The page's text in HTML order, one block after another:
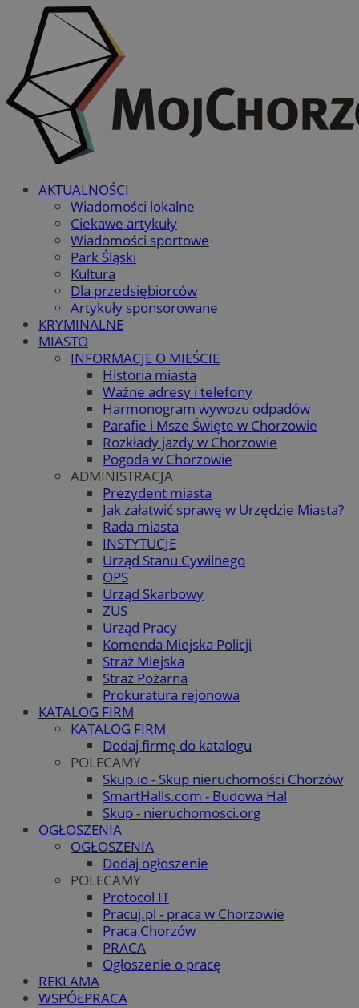
AKTUALNOŚCI
Wiadomości lokalne
Ciekawe artykuły
Wiadomości sportowe
Park Śląski
Kultura
Dla przedsiębiorców
Artykuły sponsorowane
KRYMINALNE
MIASTO
INFORMACJE O MIEŚCIE
Historia miasta
Ważne adresy i telefony
Harmonogram wywozu odpadów
Parafie i Msze Święte w Chorzowie
Rozkłady jazdy w Chorzowie
Pogoda w Chorzowie
ADMINISTRACJA
Prezydent miasta
Jak załatwić sprawę w Urzędzie Miasta?
Rada miasta
INSTYTUCJE
Urząd Stanu Cywilnego
OPS
Urząd Skarbowy
ZUS
Urząd Pracy
Komenda Miejska Policji
Straż Miejska
Straż Pożarna
Prokuratura rejonowa
KATALOG FIRM
KATALOG FIRM
Dodaj firmę do katalogu
POLECAMY
Skup.io - Skup nieruchomości Chorzów
SmartHalls.com - Budowa Hal
Skup - nieruchomosci.org
OGŁOSZENIA
OGŁOSZENIA
Dodaj ogłoszenie
POLECAMY
Protocol IT
Pracuj.pl - praca w Chorzowie
Praca Chorzów
PRACA
Ogłoszenie o pracę
REKLAMA
WSPÓŁPRACA